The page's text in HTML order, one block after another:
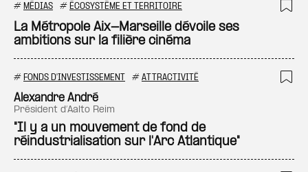
# MÉDIAS # ÉCOSYSTÈME ET TERRITOIRE
La Métropole Aix-Marseille dévoile ses
ambitions sur la filière cinéma
# FONDS D'INVESTISSEMENT # ATTRACTIVITÉ
Alexandre André
président d’Aalto Reim
"Il y a un mouvement de fond de
réindustrialisation sur l'Arc Atlantique"